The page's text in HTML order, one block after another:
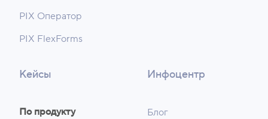
PIX Оператор
PIX FlexForms
Кейсы
По продукту
Инфоцентр
Блог